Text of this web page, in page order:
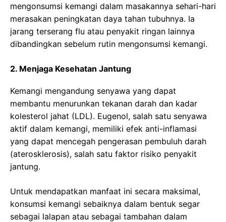
mengonsumsi kemangi dalam masakannya sehari-hari
merasakan peningkatan daya tahan tubuhnya. Ia
jarang terserang flu atau penyakit ringan lainnya
dibandingkan sebelum rutin mengonsumsi kemangi.
2. Menjaga Kesehatan Jantung
Kemangi mengandung senyawa yang dapat
membantu menurunkan tekanan darah dan kadar
kolesterol jahat (LDL). Eugenol, salah satu senyawa
aktif dalam kemangi, memiliki efek anti-inflamasi
yang dapat mencegah pengerasan pembuluh darah
(aterosklerosis), salah satu faktor risiko penyakit
jantung.
Untuk mendapatkan manfaat ini secara maksimal,
konsumsi kemangi sebaiknya dalam bentuk segar
sebagai lalapan atau sebagai tambahan dalam